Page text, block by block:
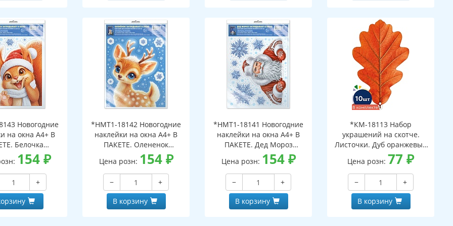
Новогодние
на окна А4+ В
Белочка
в окно (видны
сторон,
в
упаковке,
и клеевым
154₽
+
*НМТ1-18142 Новогодние
наклейки на окна А4+ В
ПАКЕТЕ. Олененок
заглядывает в окно (видны
с обеих сторон,
многоразовые, в
индивидуальной упаковке,
с европодвесом и клеевым
клапаном)
Цена розн: 154₽
−
+
В корзину
*НМТ1-18141 Новогодние
наклейки на окна А4+ В
ПАКЕТЕ. Дед Мороз
заглядывает в окно (видны
с обеих сторон,
многоразовые, в
индивидуальной упаковке,
с европодвесом и клеевым
клапаном)
Цена розн: 154₽
−
+
В корзину
*КМ-18113 Набор
украшений на скотче.
Листочки. Дуб оранжевый
(10 шт. в наборе,
двухсторонняя, ВД-лак)
Цена розн: 77₽
−
+
В корзину